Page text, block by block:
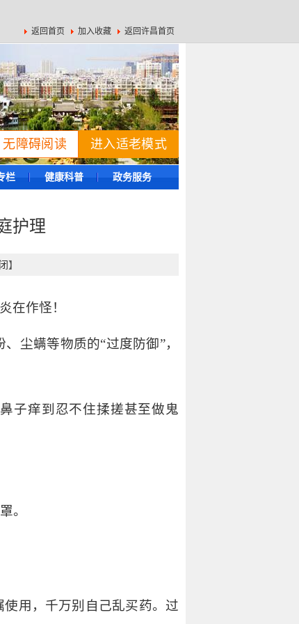
返回首页 加入收藏 返回许昌首页
进入适老模式
无障碍阅读
栏 健康科普 政务服务
护理
】
在作怪！
尘螨等物质的“过度防御”，
子痒到忍不住揉搓甚至做鬼
。
用，千万别自己乱买药。过